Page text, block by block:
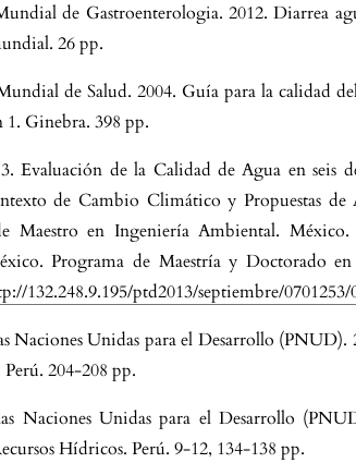
de Gastroenterologia. 2012. Diarrea
26 pp.
de Salud. 2004. Guía para la calidad
Ginebra. 398 pp.
Evaluación de la Calidad de Agua en seis
de Cambio Climático y Propuestas de
Maestro en Ingeniería Ambiental.
Programa de Maestría y Doctorado
132.248.9.195/ptd2013/septiembre/
Naciones Unidas para el Desarrollo (PNUD).
204-208 pp.
Naciones Unidas para el Desarrollo
Hídricos. Perú. 9-12, 134-138 pp.